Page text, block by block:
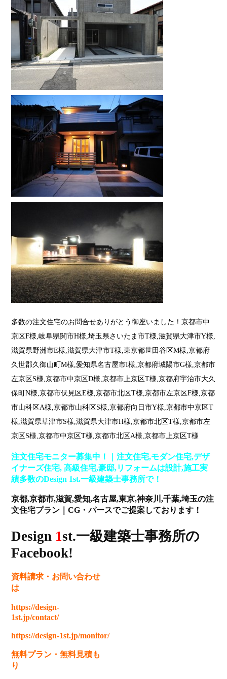
多数の注文住宅のお問合せありがとう御座いました！京都市中
京区F様,岐阜県関市H様,埼玉県さいたま市T様,滋賀県大津市Y様,
滋賀県野洲市E様,滋賀県大津市T様,東京都世田谷区M様,京都府
久世郡久御山町M様,愛知県名古屋市I様,京都府城陽市G様,京都市
左京区S様,京都市中京区D様,京都市上京区T様,京都府宇治市大久
保町N様,京都市伏見区E様,京都市北区T様,京都市左京区F様,京都
市山科区A様,京都市山科区S様,京都府向日市Y様,京都市中京区T
様,滋賀県草津市S様,滋賀県大津市H様,京都市北区T様,京都市左
京区S様,京都市中京区T様,京都市北区A様,京都市上京区T様
注文住宅モニター募集中！｜注文住宅,モダン住宅,デザ
イナーズ住宅, 高級住宅,豪邸,リフォームは設計,施工実
績多数のDesign 1st.一級建築士事務所で！
京都,京都市,滋賀,愛知,名古屋,東京,神奈川,千葉,埼玉の注
文住宅プラン｜CG・パースでご提案しております！
Design 1st.一級建築士事務所の
Facebook!
資料請求・ お問い合わせ
は
https://design-
1st.jp/contact/
https://design-1st.jp/monitor/
無料プラン ・無料見積も
り